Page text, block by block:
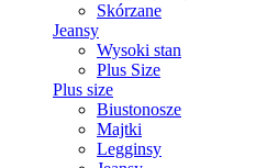
Skórzane
Jeansy
Wysoki stan
Plus Size
Plus size
Biustonosze
Majtki
Legginsy